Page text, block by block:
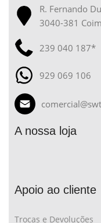
R. Fernando
3040-381
239 040 187*
929 069 106
A nossa loja
Apoio ao cliente
Trocas e Devoluções